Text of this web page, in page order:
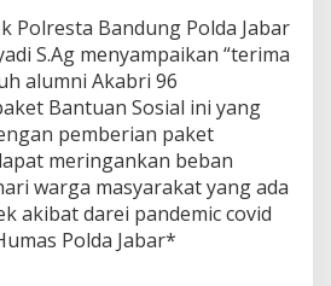
Polresta Bandung Polda Jabar
S.Ag menyampaikan “terima
alumni Akabri 96
Bantuan Sosial ini yang
pemberian paket
meringankan beban
warga masyarakat yang ada
akibat darei pandemic covid
Polda Jabar*